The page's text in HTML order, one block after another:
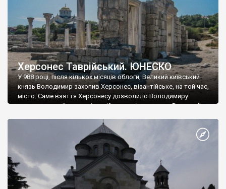
Херсонес Таврійський. ЮНЕСКО
У 988 році, після кількох місяців облоги, Великий київський
князь Володимир захопив Херсонес, візантійське, на той час,
місто. Саме взяття Херсонесу дозволило Володимиру
диктувати свої умови візантійському імператору Василю ІІ, та
Херсонесі Володимир-язичник, став Василем-християнином.
А потім було Хрещення Русі. На честь Херсонесу Таврійського